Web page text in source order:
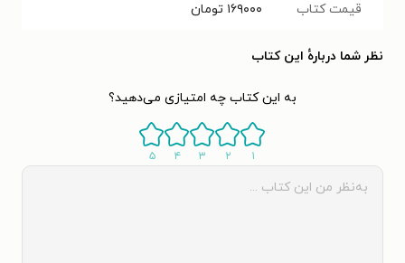
قیمت کتاب ۱۶۹۰۰۰ تومان
نظر شما دربارهٔ این کتاب
به این کتاب چه امتیازی می‌دهید؟
۱ ۲ ۳ ۴ ۵